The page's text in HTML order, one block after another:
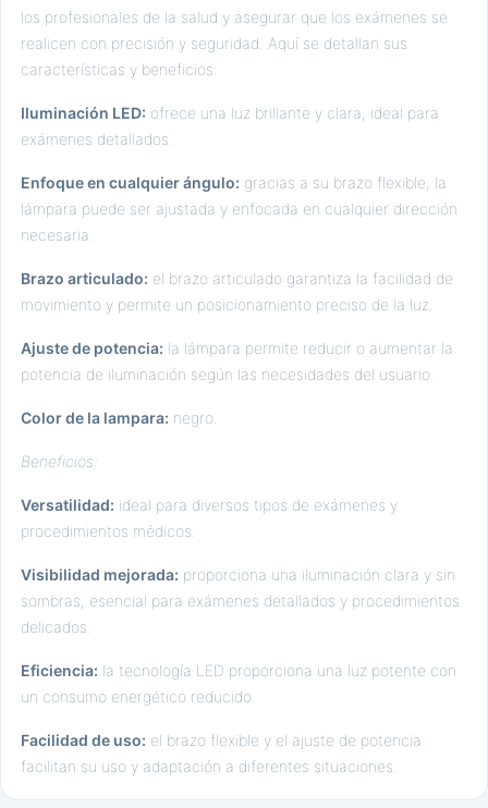
los profesionales de la salud y asegurar que los exámenes se
realicen con precisión y seguridad. Aquí se detallan sus
características y beneficios:
Iluminación LED: ofrece una luz brillante y clara, ideal para
exámenes detallados.
Enfoque en cualquier ángulo: gracias a su brazo flexible, la
lámpara puede ser ajustada y enfocada en cualquier dirección
necesaria.
Brazo articulado: el brazo articulado garantiza la facilidad de
movimiento y permite un posicionamiento preciso de la luz.
Ajuste de potencia: la lámpara permite reducir o aumentar la
potencia de iluminación según las necesidades del usuario.
Color de la lampara: negro.
Beneficios:
Versatilidad: ideal para diversos tipos de exámenes y
procedimientos médicos.
Visibilidad mejorada: proporciona una iluminación clara y sin
sombras, esencial para exámenes detallados y procedimientos
delicados.
Eficiencia: la tecnología LED proporciona una luz potente con
un consumo energético reducido.
Facilidad de uso: el brazo flexible y el ajuste de potencia
facilitan su uso y adaptación a diferentes situaciones.